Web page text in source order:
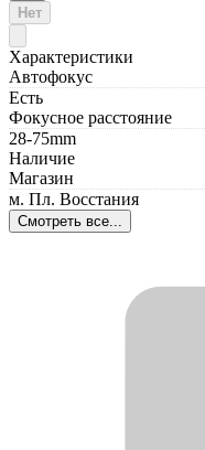
Нет
Характеристики
Автофокус
Есть
Фокусное расстояние
28-75mm
Наличие
Магазин
м. Пл. Восстания
Смотреть все...